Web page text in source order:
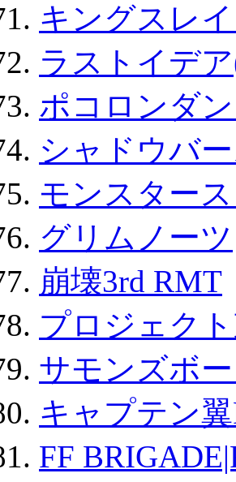
キングスレ
ラストイデ
ポコロンダ
シャドウバ
モンスター
グリムノーツ
崩壊3rd RMT
プロジェク
サモンズボ
キャプテン
FF